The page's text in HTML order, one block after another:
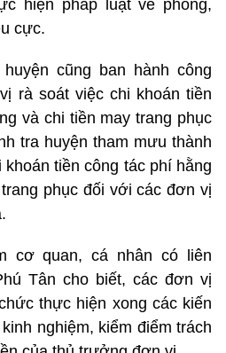
hiện pháp luật về phòng,
cực.
cũng ban hành công
rà soát việc chi khoán tiền
và chi tiền may trang phục
tra huyện tham mưu thành
tiền công tác phí hằng
phục đối với các đơn vị
cơ quan, cá nhân có liên
Tân cho biết, các đơn vị
thực hiện xong các kiến
nghiệm, kiểm điểm trách